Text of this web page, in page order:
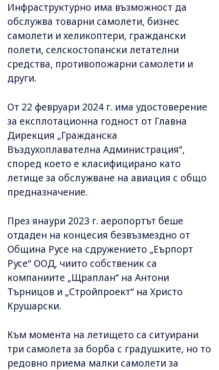
Инфраструктурно има възможност да
обслужва товарни самолети, бизнес
самолети и хеликоптери, граждански
полети, селскостопански летателни
средства, противопожарни самолети и
други.
От 22 февруари 2024 г. има удостоверение
за експлотационна годност от Главна
Дирекция „Гражданска
Въздухоплавателна Администрация“,
според което е класифицирано като
летище за обслужване на авиация с общо
предназначение.
През янаури 2023 г. аеропортът беше
отдаден на концесия безвъзмездно от
Община Русе на сдружението „Еърпорт
Русе“ ООД, чиито собственик са
компаниите „Щраплан“ на Антони
Търницов и „Стройпроект“ на Христо
Крушарски.
Към момента на летището са ситуирани
три самолета за борба с градушките, но то
редовно приема малки самолети за